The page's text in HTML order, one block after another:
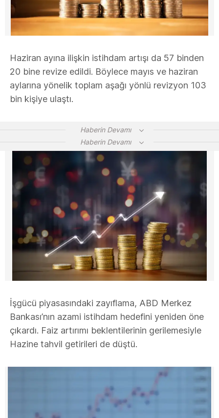
Haziran ayına ilişkin istihdam artışı da 57 binden
20 bine revize edildi. Böylece mayıs ve haziran
aylarına yönelik toplam aşağı yönlü revizyon 103
bin kişiye ulaştı.
Haberin Devamı
Haberin Devamı
İşgücü piyasasındaki zayıflama, ABD Merkez
Bankası’nın azami istihdam hedefini yeniden öne
çıkardı. Faiz artırımı beklentilerinin gerilemesiyle
Hazine tahvil getirileri de düştü.